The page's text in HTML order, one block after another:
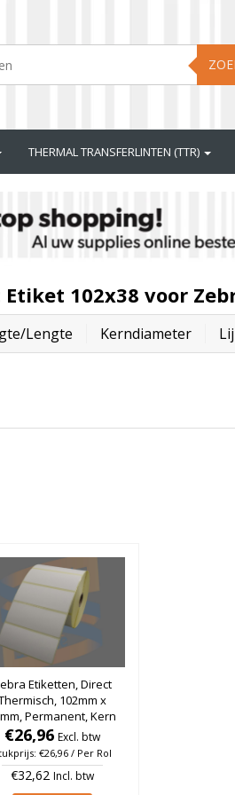
THERMAL TRANSFERLINTEN (TTR)
102x38 voor
lengte Kerndiameter
Etiketten, Direct
102mm x
Permanent, Kern
rol à 1.790 stuks
€26,96 Excl. btw
€26,96 / Per Rol
€32,62 Incl. btw